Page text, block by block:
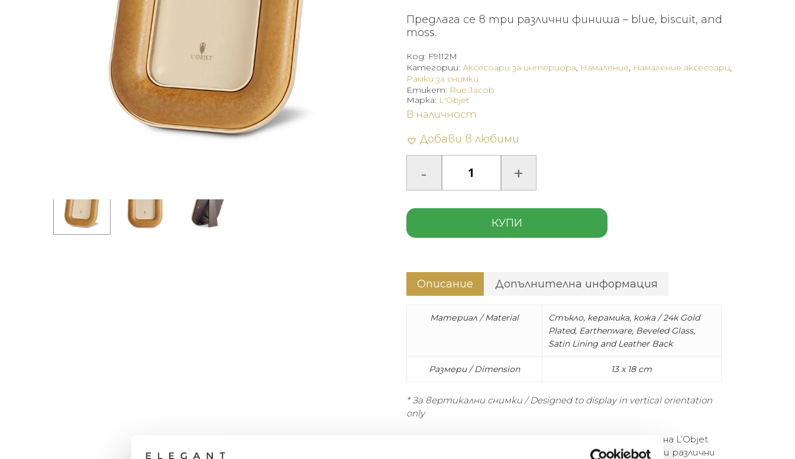
was:
575 €
лв.).
е:
460 €
лв.).
Предлага се в три различни финиша – blue, biscuit, and
moss.
Код: F9112M
Категории: Аксесоари за интериора, Намаление, Намаление аксесоари,
Рамки за снимки
Етикет: Rue Jacob
В наличност
Добави в любими
КУПИ
Марка: L'Objet
Описание Допълнителна информация
Материал / Material
Стъкло, керамика, кожа / 24k Gold
Plated, Earthenware, Beveled Glass,
Satin Lining and Leather Back
Размери / Dimension 13 x 18 cm
* За вертикални снимки / Designed to display in vertical orientation
only
Красива комбинация от двете майсторски умения на L’Objet.
Керамика върху позлатена основа. Предлага се в три различни